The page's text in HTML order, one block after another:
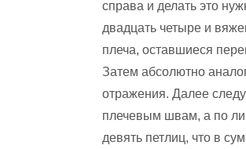
справа и делать это
двадцать четыре и
плеча, оставшиеся
Затем абсолютно
отражения. Далее
плечевым швам, а по
девять петлиц, что в